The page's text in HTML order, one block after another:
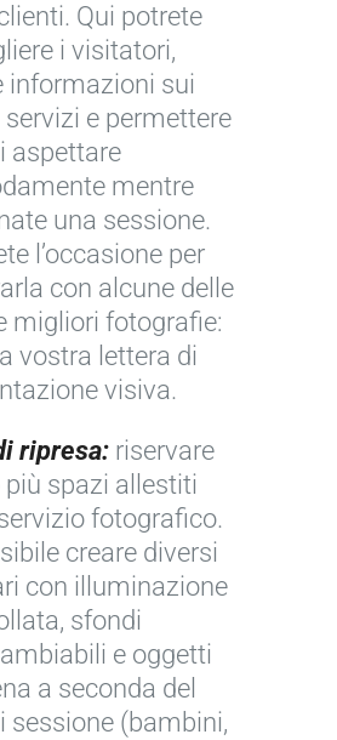
Qui potrete
i visitatori,
informazioni sui
e permettere
aspettare
mentre
una sessione.
l’occasione per
con alcune delle
migliori fotografie:
vostra lettera di
visiva.
ripresa: riservare
più spazi allestiti
fotografico.
creare diversi
con illuminazione
sfondi
e oggetti
a seconda del
sessione (bambini,